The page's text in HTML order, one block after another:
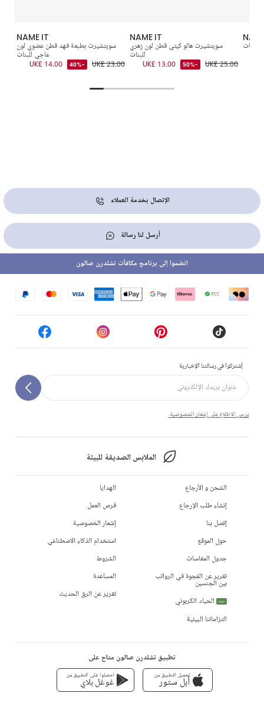
NAME IT
سويتشيرت بطبعة فهد قطن عضوي لون
عاجي للبنات
UK£ 23.00
-40%
UK£ 14.00
NAME IT
سويتشيرت هالو كيتي قطن لون زهري
للبنات
UK£ 25.00
-50%
UK£ 13.00
الإتصال بخدمة العملاء
أرسل لنا رسالة
إشتركوا في رسالتنا الإخبارية
يرجى الاطلاع على إشعار الخصوصية.
الملابس الصديقة للبيئة
انضموا إلى برنامج مكافآت تشلدرن صالون
الشحن و الأرجاع
إنشاء طلب الإرجاع
إتصل بنا
حول الموقع
جدول المقاسات
تقرير عن الفجوة في الرواتب
بين الجنسين
جديد
الحياد الكربوني
التزاماتنا البيئية
الهدايا
فرص العمل
إشعار الخصوصية
استخدام الذكاء الاصطناعي
الشروط
المساعدة
تقرير عن الرق الحديث
تطبيق تشلدرن صالون متاح على
تحميل التطبيق من
أبل ستور
احصلوا على التطبيق من
غوغل بلاي